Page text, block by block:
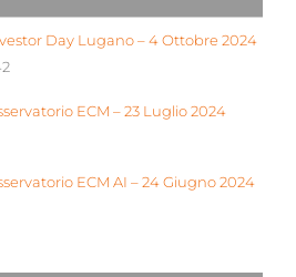
Day Lugano – 4 Ottobre 2024
ECM – 23 Luglio 2024
ECM AI – 24 Giugno 2024